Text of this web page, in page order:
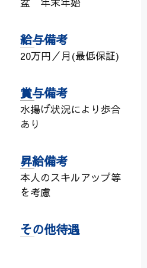
給与備考
20万円／月(最低保証)
賞与備考
水揚げ状況により歩合
あり
昇給備考
本人のスキルアップ等
を考慮
その他待遇